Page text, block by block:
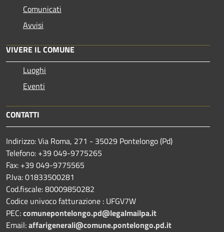
Comunicati
Avvisi
VIVERE IL COMUNE
Luoghi
Eventi
CONTATTI
Indirizzo: Via Roma, 271 - 35029 Pontelongo (Pd)
Telefono: +39 049-9775265
Fax: +39 049-9775565
P.Iva: 01833500281
Cod.fiscale: 80009850282
Codice univoco fatturazione : UFGV7W
PEC:comunepontelongo.pd@legalmailpa.it
Email:affarigenerali@comune.pontelongo.pd.it